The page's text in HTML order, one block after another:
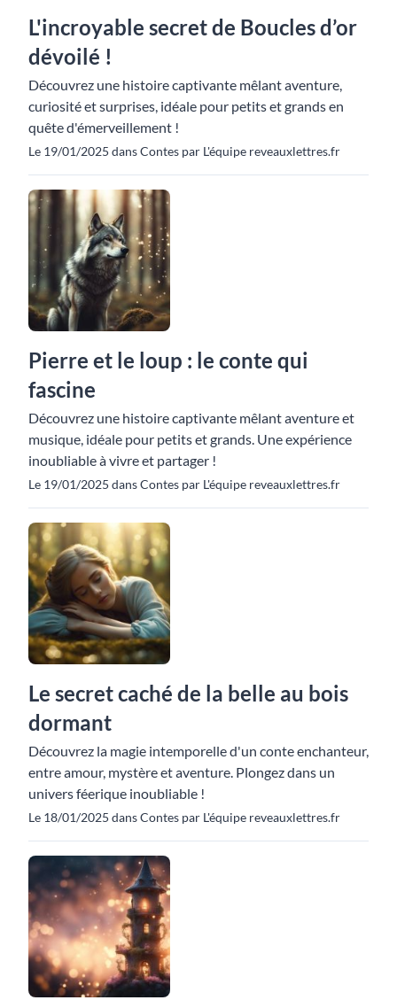
L'incroyable secret de Boucles d’or
dévoilé !
Découvrez une histoire captivante mêlant aventure,
curiosité et surprises, idéale pour petits et grands en
quête d'émerveillement !
Le 19/01/2025 dans Contes par L'équipe reveauxlettres.fr
Pierre et le loup : le conte qui
fascine
Découvrez une histoire captivante mêlant aventure et
musique, idéale pour petits et grands. Une expérience
inoubliable à vivre et partager !
Le 19/01/2025 dans Contes par L'équipe reveauxlettres.fr
Le secret caché de la belle au bois
dormant
Découvrez la magie intemporelle d'un conte enchanteur,
entre amour, mystère et aventure. Plongez dans un
univers féerique inoubliable !
Le 18/01/2025 dans Contes par L'équipe reveauxlettres.fr